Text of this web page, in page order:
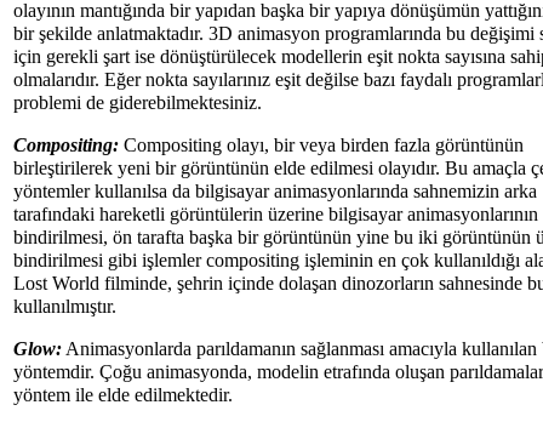
olayının mantığında bir yapıdan başka bir yapıya dönüşümün
bir şekilde anlatmaktadır. 3D animasyon programlarında bu değişimi
için gerekli şart ise dönüştürülecek modellerin eşit nokta sayısına
olmalarıdır. Eğer nokta sayılarınız eşit değilse bazı faydalı
problemi de giderebilmektesiniz.
Compositing: Compositing olayı, bir veya birden fazla görüntünün
birleştirilerek yeni bir görüntünün elde edilmesi olayıdır. Bu amaçla
yöntemler kullanılsa da bilgisayar animasyonlarında sahnemizin arka
tarafındaki hareketli görüntülerin üzerine bilgisayar animasyonlarının
bindirilmesi, ön tarafta başka bir görüntünün yine bu iki görüntünün
bindirilmesi gibi işlemler compositing işleminin en çok kullanıldığı
Lost World filminde, şehrin içinde dolaşan dinozorların sahnesinde
kullanılmıştır.
Glow:Animasyonlarda parıldamanın sağlanması amacıyla
yöntemdir. Çoğu animasyonda, modelin etrafında oluşan
yöntem ile elde edilmektedir.